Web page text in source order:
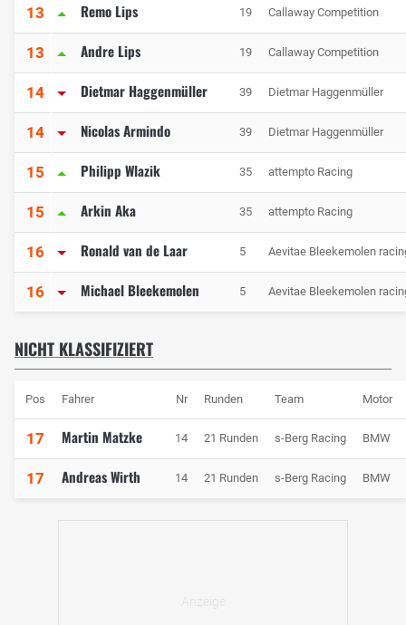
13 Remo Lips 19 Callaway Competition
13 Andre Lips 19 Callaway Competition
14 Dietmar Haggenmüller 39 Dietmar Haggenmüller
14 Nicolas Armindo 39 Dietmar Haggenmüller
15 Philipp Wlazik 35 attempto Racing
15 Arkin Aka 35 attempto Racing
16 Ronald van de Laar 5 Aevitae Bleekemolen
16 Michael Bleekemolen 5 Aevitae Bleekemolen
NICHT KLASSIFIZIERT
Pos Fahrer Nr Runden Team Motor
17 Martin Matzke 14 21 Runden s-Berg Racing BMW
17 Andreas Wirth 14 21 Runden s-Berg Racing BMW